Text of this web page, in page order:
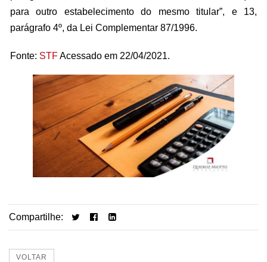
para outro estabelecimento do mesmo titular”, e 13,
parágrafo 4º, da Lei Complementar 87/1996.
Fonte: STFAcessado em 22/04/2021.
Compartilhe:
VOLTAR